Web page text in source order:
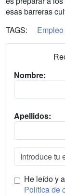
esas barreras
TAGS:
Empleo
Nombre:
Apellidos:
He leído y
Política de